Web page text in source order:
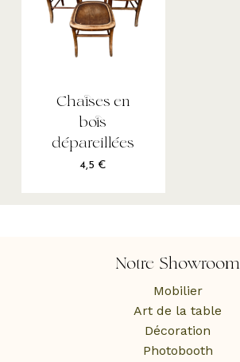
Chaises en
bois
dépareillées
4,5 €
Notre Showroom
Mobilier
Art de la table
Décoration
Photobooth